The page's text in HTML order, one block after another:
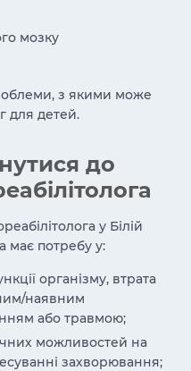
мозку
з якими може
для детей.
до
у Білій
має потребу у:
організму, втрата
наявним
або травмою;
можливостей на
захворювання;